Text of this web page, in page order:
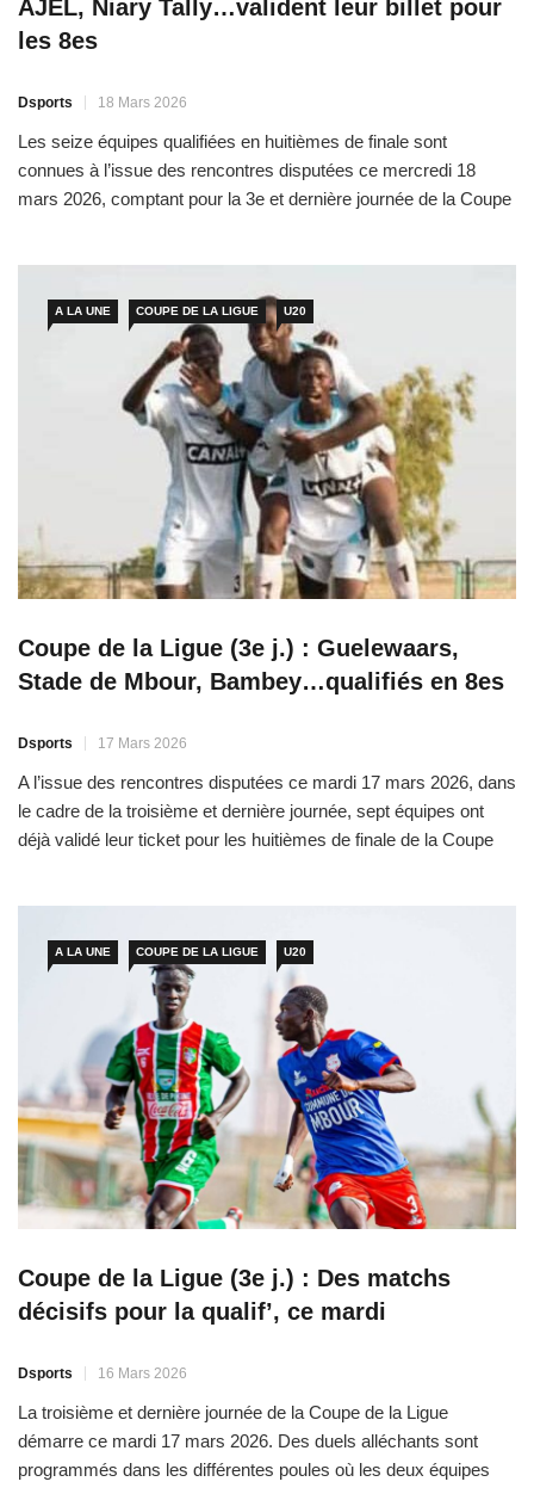
AJEL, Niary Tally…valident leur billet pour
les 8es
Dsports 18 Mars 2026
Les seize équipes qualifiées en huitièmes de finale sont
connues à l’issue des rencontres disputées ce mercredi 18
mars 2026, comptant pour la 3e et dernière journée de la Coupe
A LA UNE COUPE DE LA LIGUE U20
Coupe de la Ligue (3e j.) : Guelewaars,
Stade de Mbour, Bambey…qualifiés en 8es
Dsports 17 Mars 2026
A l’issue des rencontres disputées ce mardi 17 mars 2026, dans
le cadre de la troisième et dernière journée, sept équipes ont
déjà validé leur ticket pour les huitièmes de finale de la Coupe
A LA UNE COUPE DE LA LIGUE U20
Coupe de la Ligue (3e j.) : Des matchs
décisifs pour la qualif’, ce mardi
Dsports 16 Mars 2026
La troisième et dernière journée de la Coupe de la Ligue
démarre ce mardi 17 mars 2026. Des duels alléchants sont
programmés dans les différentes poules où les deux équipes